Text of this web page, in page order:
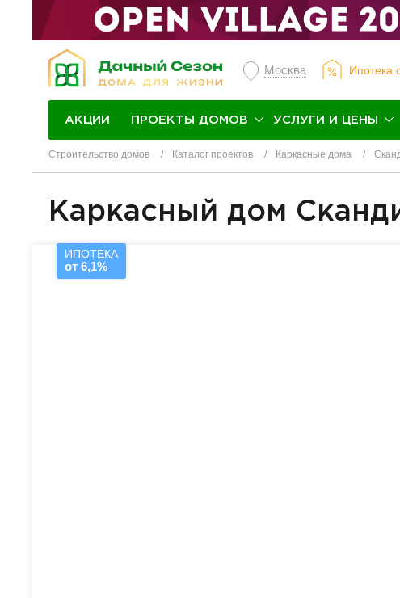
Москва Ипотека
АКЦИИ ПРОЕКТЫ ДОМОВ УСЛУГИ И ЦЕНЫ
Строительство домов Каталог проектов Каркасные дома
Каркасный дом
ИПОТЕКА
от 6,1%